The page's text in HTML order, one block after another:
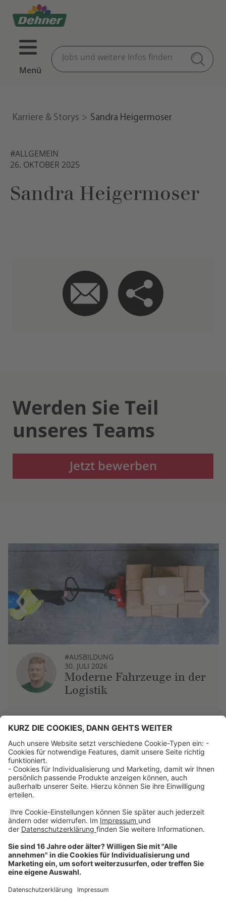
Menü
Karriere & Storys Sandra Heigermoser
#ALLGEMEIN
26. OKTOBER 2025
Sandra Heigermoser
Werden Sie Teil
unseres Teams
Jetzt bewerben
Previous
#AUSBILDUNG
30. JULI 2026
Moderne Fahrzeuge in der
Logistik
Next
Über uns
Dehner Unternehmen
Jobs bei Dehner